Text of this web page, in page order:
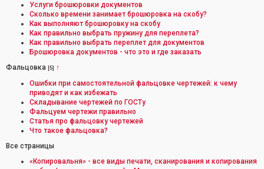
Услуги брошюровки документов
Сколько времени занимает брошюровка на скобу?
Как выполняют брошюровку на скобу
Как правильно выбрать пружину для переплета?
Как правильно выбрать переплет для документов
Брошюровка документов - что это и где заказать
Фальцовка [5] ↑
Ошибки при самостоятельной фальцовке чертежей: к чему
приводят и как избежать
Складывание чертежей по ГОСТу
Фальцуем чертежи правильно
Статья про фальцовку чертежей
Что такое фальцовка?
Все страницы
«Копировальня» - все виды печати, сканирования и копирования